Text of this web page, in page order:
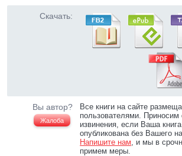
Скачать:
Вы автор?
Жалоба
Все книги на сайте
пользователями. Приносим
извинения, если Ваша
опубликована без Вашего
Напишите нам, и мы в
примем меры.